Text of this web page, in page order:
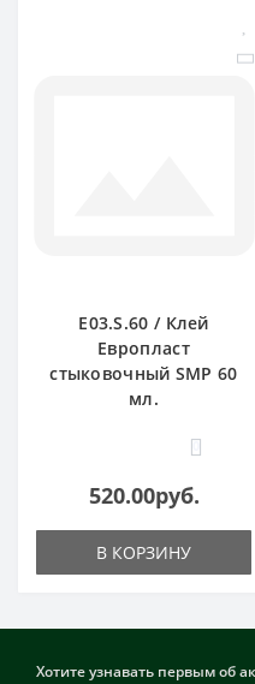
E03.S.60 / Клей
Европласт
стыковочный SMP 60
мл.
0
520.00руб.
В КОРЗИНУ
Хотите узнавать первым об